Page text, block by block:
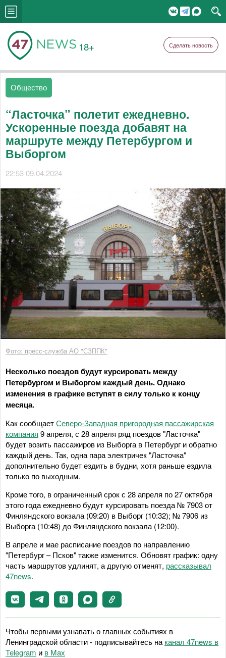
18+ Сделать новость
Общество
“Ласточка” полетит ежедневно.
Ускоренные поезда добавят на
маршруте между Петербургом и
Выборгом
22:53 09.04.2024
Фото: пресс-служба АО "СЗППК"
Несколько поездов будут курсировать между
Петербургом и Выборгом каждый день. Однако
изменения в графике вступят в силу только к концу
месяца.
Как сообщаетСеверо-Западная пригородная пассажирская
компания 9 апреля, с 28 апреля ряд поездов "Ласточка"
будет возить пассажиров из Выборга в Петербург и обратно
каждый день. Так, одна пара электричек "Ласточка"
дополнительно будет ездить в будни, хотя раньше ездила
только по выходным.
Кроме того, в ограниченный срок с 28 апреля по 27 октября
этого года ежедневно будут курсировать поезда № 7903 от
Финляндского вокзала (09:20) в Выборг (10:32); № 7906 из
Выборга (10:48) до Финляндского вокзала (12:00).
В апреле и мае расписание поездов по направлению
"Петербург – Псков" также изменится. Обновят график: одну
часть маршрутов удлинят, а другую отменят, рассказывал
47news.
Чтобы первыми узнавать о главных событиях в
Ленинградской области - подписывайтесь на канал 47news в
Telegram и в Maх